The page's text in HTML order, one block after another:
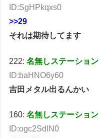
ID:SgHPkqxs0
>>29
それは期待してます
222:名無しステーション
ID:baHNO6y60
吉田メタル出るんかい
160:名無しステーション
ID:ogc2SdlN0